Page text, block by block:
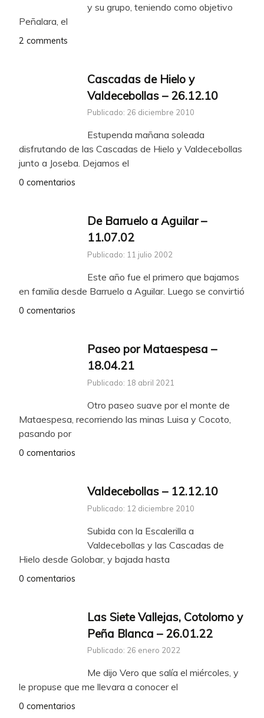
y su grupo, teniendo como objetivo
Peñalara, el
2 comments
Cascadas de Hielo y
Valdecebollas – 26.12.10
Publicado: 26 diciembre 2010
Estupenda mañana soleada
disfrutando de las Cascadas de Hielo y Valdecebollas
junto a Joseba. Dejamos el
0 comentarios
De Barruelo a Aguilar –
11.07.02
Publicado: 11 julio 2002
Este año fue el primero que bajamos
en familia desde Barruelo a Aguilar. Luego se convirtió
0 comentarios
Paseo por Mataespesa –
18.04.21
Publicado: 18 abril 2021
Otro paseo suave por el monte de
Mataespesa, recorriendo las minas Luisa y Cocoto,
pasando por
0 comentarios
Valdecebollas – 12.12.10
Publicado: 12 diciembre 2010
Subida con la Escalerilla a
Valdecebollas y las Cascadas de
Hielo desde Golobar, y bajada hasta
0 comentarios
Las Siete Vallejas, Cotolorno y
Peña Blanca – 26.01.22
Publicado: 26 enero 2022
Me dijo Vero que salía el miércoles, y
le propuse que me llevara a conocer el
0 comentarios